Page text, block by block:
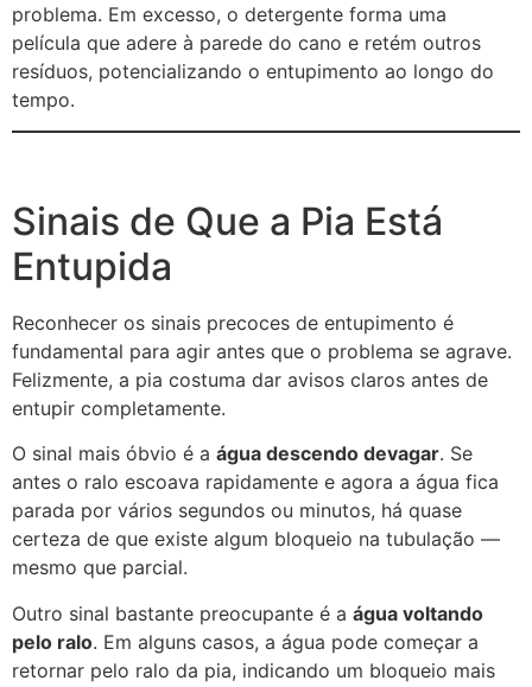
problema. Em excesso, o detergente forma uma
película que adere à parede do cano e retém outros
resíduos, potencializando o entupimento ao longo do
tempo.
Sinais de Que a Pia Está
Entupida
Reconhecer os sinais precoces de entupimento é
fundamental para agir antes que o problema se agrave.
Felizmente, a pia costuma dar avisos claros antes de
entupir completamente.
O sinal mais óbvio é a água descendo devagar. Se
antes o ralo escoava rapidamente e agora a água fica
parada por vários segundos ou minutos, há quase
certeza de que existe algum bloqueio na tubulação —
mesmo que parcial.
Outro sinal bastante preocupante é a água voltando
pelo ralo. Em alguns casos, a água pode começar a
retornar pelo ralo da pia, indicando um bloqueio mais